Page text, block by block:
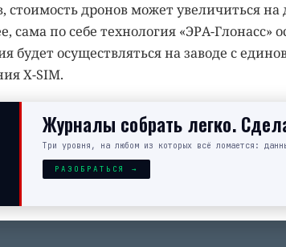
дронов может увеличиться на
сама по себе технология «ЭРА-Глонасс»
будет осуществляться на заводе с
X-SIM.
Журналы собрать легко.
Три уровня, на любом из которых всё ломается:
РАЗОБРАТЬСЯ →